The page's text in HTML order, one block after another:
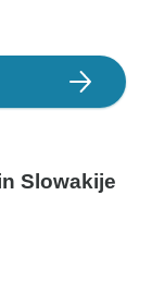
Slowakije